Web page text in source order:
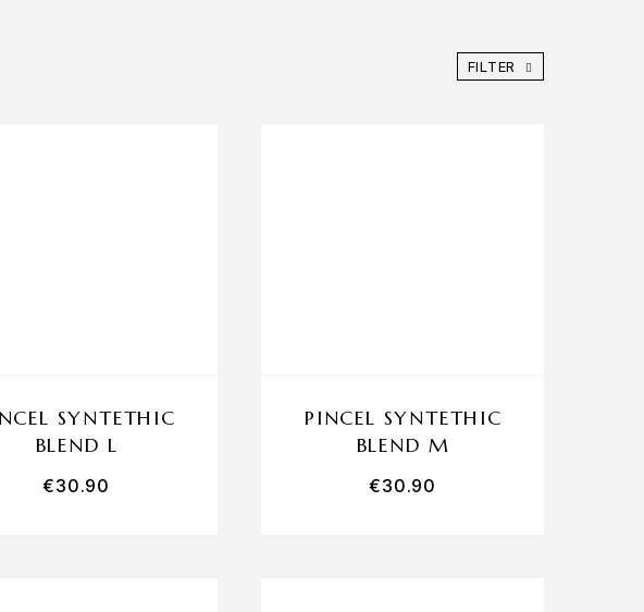
FILTER
SYNTETHIC
BLEND L
€30.90
PINCEL SYNTETHIC
BLEND M
€30.90